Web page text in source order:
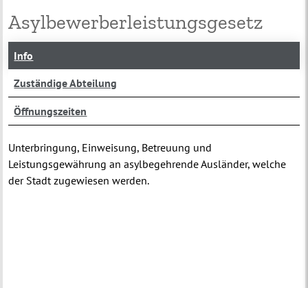
Asylbewerberleistungsgesetz
Info
Zuständige Abteilung
Öffnungszeiten
Unterbringung, Einweisung, Betreuung und
Leistungsgewährung an asylbegehrende Ausländer, welche
der Stadt zugewiesen werden.